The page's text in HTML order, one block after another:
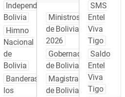
Independencia
Bolivia
Himno
Nacional
de
Bolivia
Banderas de
los
Ministros
de Bolivia
2026
Gobernadores
de Bolivia
Magistrados
de Bolivia
SMS
Entel
Viva
Tigo
Saldo
Entel
Viva
Tigo